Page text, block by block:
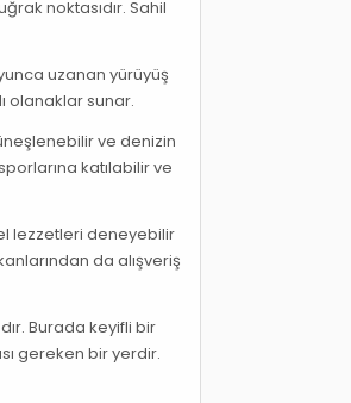
noktasıdır. Sahil
uzanan yürüyüş
olanaklar sunar.
ve denizin
katılabilir ve
lezzetleri deneyebilir
da alışveriş
Burada keyifli bir
gereken bir yerdir.